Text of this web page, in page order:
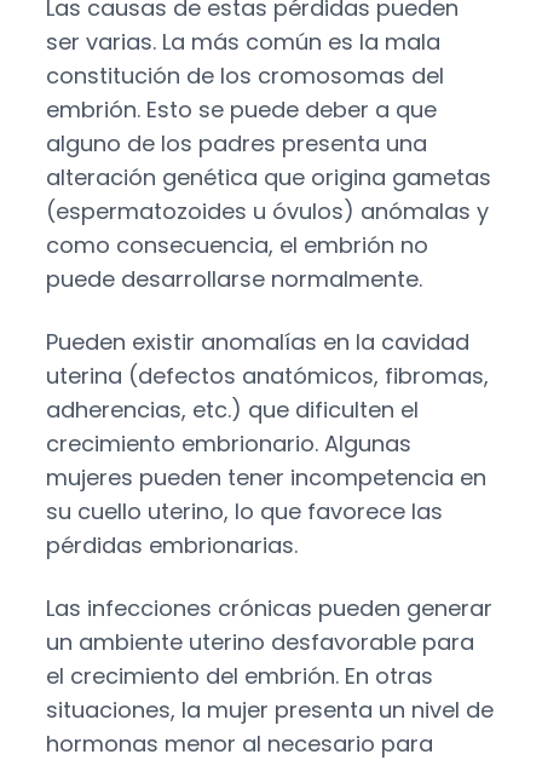
Las causas de estas pérdidas pueden
ser varias. La más común es la mala
constitución de los cromosomas del
embrión. Esto se puede deber a que
alguno de los padres presenta una
alteración genética que origina gametas
(espermatozoides u óvulos) anómalas y
como consecuencia, el embrión no
puede desarrollarse normalmente.
Pueden existir anomalías en la cavidad
uterina (defectos anatómicos, fibromas,
adherencias, etc.) que dificulten el
crecimiento embrionario. Algunas
mujeres pueden tener incompetencia en
su cuello uterino, lo que favorece las
pérdidas embrionarias.
Las infecciones crónicas pueden generar
un ambiente uterino desfavorable para
el crecimiento del embrión. En otras
situaciones, la mujer presenta un nivel de
hormonas menor al necesario para